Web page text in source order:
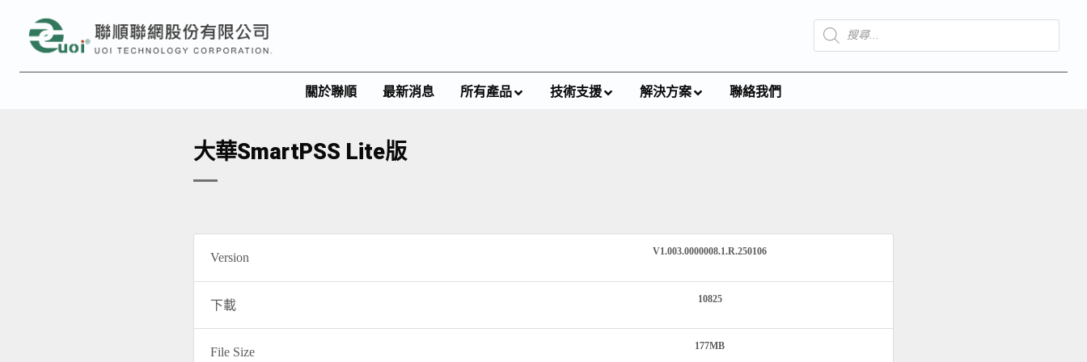
關於聯順 最新消息 所有產品 技術支援 解決方案 聯絡我們
大華SmartPSS Lite版
Version V1.003.0000008.1.R.250106
下載 10825
File Size 177MB